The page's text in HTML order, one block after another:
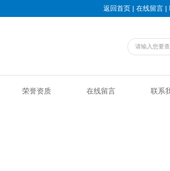
返回首页 | 在线留言 |
荣誉资质 在线留言 联系